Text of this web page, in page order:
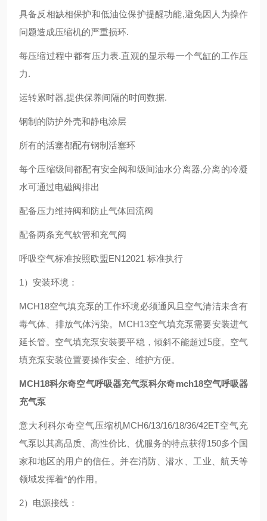
具备反相缺相保护和低油位保护提醒功能,避免因人为操作
问题造成压缩机的严重损环.
每压缩过程中都有压力表.直观的显示每一个气缸的工作压
力.
运转累时器,提供保养间隔的时间数据.
钢制的防护外壳和静电涂层
所有的活塞都配有钢制活塞环
每个压缩级间都配有安全阀和级间油水分离器,分离的冷凝
水可通过电磁阀排出
配备压力维持阀和防止气体回流阀
配备两条充气软管和充气阀
呼吸空气标准按照欧盟EN12021 标准执行
1）安装环境：
MCH18空气填充泵的工作环境必须通风且空气清洁未含有
毒气体、排放气体污染。MCH13空气填充泵需要安装进气
延长管。空气填充泵安装要平稳，倾斜不能超过5度。空气
填充泵安装位置要操作安全、维护方便。
MCH18科尔奇空气呼吸器充气泵科尔奇mch18空气呼吸器
充气泵
意大利科尔奇空气压缩机MCH6/13/16/18/36/42ET空气充
气泵以其高品质、高性价比、优服务的特点获得150多个国
家和地区的用户的信任。并在消防、潜水、工业、航天等
领域发挥着*的作用。
2）电源接线：